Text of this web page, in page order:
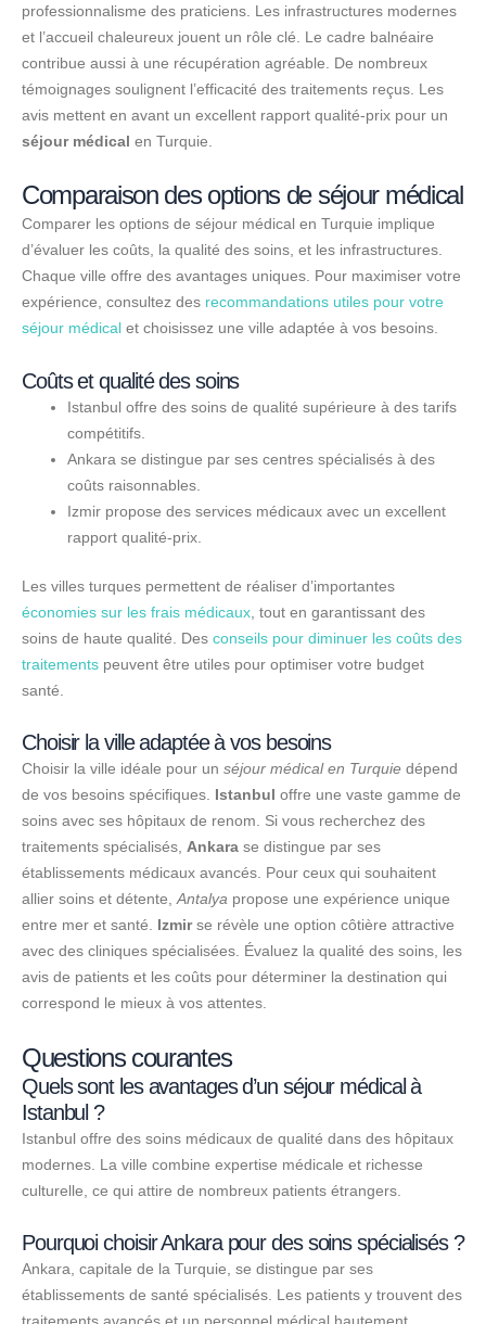
professionnalisme des praticiens. Les infrastructures modernes
et l’accueil chaleureux jouent un rôle clé. Le cadre balnéaire
contribue aussi à une récupération agréable. De nombreux
témoignages soulignent l’efficacité des traitements reçus. Les
avis mettent en avant un excellent rapport qualité-prix pour un
séjour médical en Turquie.
Comparaison des options de séjour médical
Comparer les options de séjour médical en Turquie implique
d’évaluer les coûts, la qualité des soins, et les infrastructures.
Chaque ville offre des avantages uniques. Pour maximiser votre
expérience, consultez des recommandations utiles pour votre
séjour médical et choisissez une ville adaptée à vos besoins.
Coûts et qualité des soins
Istanbul offre des soins de qualité supérieure à des tarifs
compétitifs.
Ankara se distingue par ses centres spécialisés à des
coûts raisonnables.
Izmir propose des services médicaux avec un excellent
rapport qualité-prix.
Les villes turques permettent de réaliser d’importantes
économies sur les frais médicaux , tout en garantissant des
soins de haute qualité. Des conseils pour diminuer les coûts des
traitements peuvent être utiles pour optimiser votre budget
santé.
Choisir la ville adaptée à vos besoins
Choisir la ville idéale pour un séjour médical en Turquie dépend
de vos besoins spécifiques. Istanbul offre une vaste gamme de
soins avec ses hôpitaux de renom. Si vous recherchez des
traitements spécialisés, Ankara se distingue par ses
établissements médicaux avancés. Pour ceux qui souhaitent
allier soins et détente,Antalya propose une expérience unique
entre mer et santé. Izmirse révèle une option côtière attractive
avec des cliniques spécialisées. Évaluez la qualité des soins, les
avis de patients et les coûts pour déterminer la destination qui
correspond le mieux à vos attentes.
Questions courantes
Quels sont les avantages d’un séjour médical à
Istanbul ?
Istanbul offre des soins médicaux de qualité dans des hôpitaux
modernes. La ville combine expertise médicale et richesse
culturelle, ce qui attire de nombreux patients étrangers.
Pourquoi choisir Ankara pour des soins spécialisés ?
Ankara, capitale de la Turquie, se distingue par ses
établissements de santé spécialisés. Les patients y trouvent des